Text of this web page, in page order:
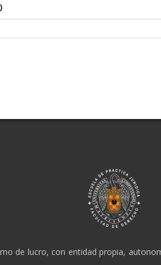
de lucro, con entidad propia,